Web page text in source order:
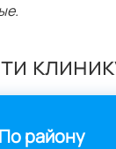
По району